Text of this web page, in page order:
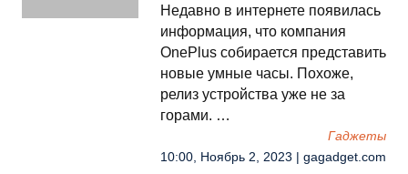
Недавно в интернете появилась
информация, что компания
OnePlus собирается представить
новые умные часы. Похоже,
релиз устройства уже не за
горами. …
Гаджеты
10:00, Ноябрь 2, 2023 | gagadget.com